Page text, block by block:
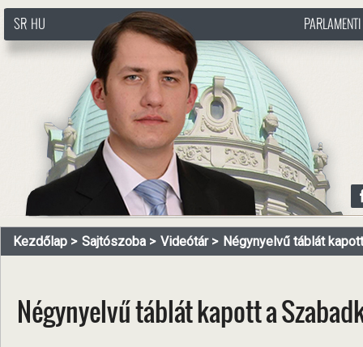
http://www.pasztorbalint.rs/hu
SR HU
Kezdőlap Sajtószoba Videótár Négynyelvű táblát kapott
Négynyelvű táblát kapott a